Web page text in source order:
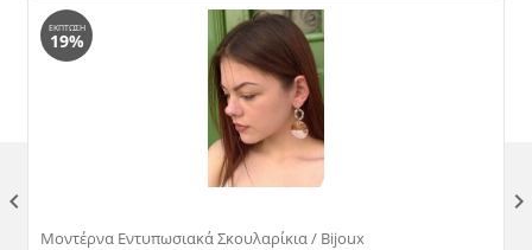
ΈΚΠΤΩΣΗ
19%
Μοντέρνα Εντυπωσιακά Σκουλαρίκια / Bijoux
 